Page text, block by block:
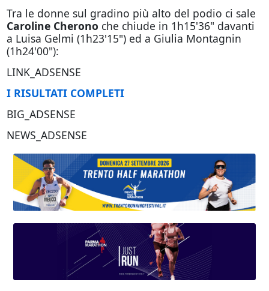
Tra le donne sul gradino più alto del podio ci sale
Caroline Cherono che chiude in 1h15'36" davanti
a Luisa Gelmi (1h23'15") ed a Giulia Montagnin
(1h24'00"):
LINK_ADSENSE
I RISULTATI COMPLETI
BIG_ADSENSE
NEWS_ADSENSE